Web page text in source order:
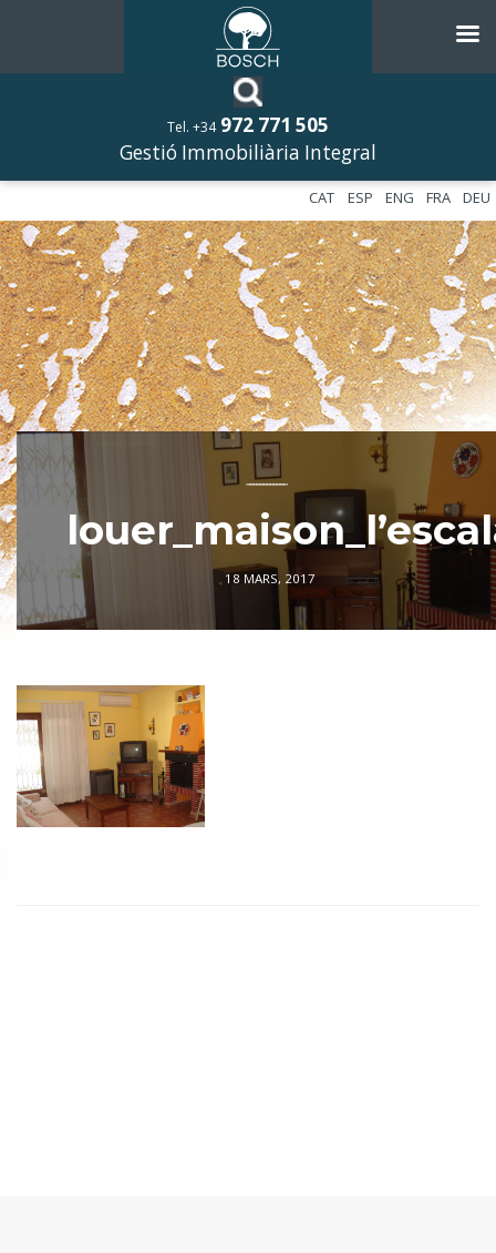
Tel. +34 972 771 505
Gestió Immobiliària Integral
DEU
FRA
ENG
ESP
CAT
––––––––––––
18 MARS, 2017